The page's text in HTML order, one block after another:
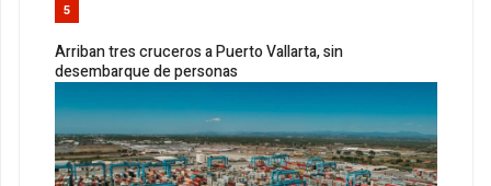
5
Arriban tres cruceros a Puerto Vallarta, sin
desembarque de personas